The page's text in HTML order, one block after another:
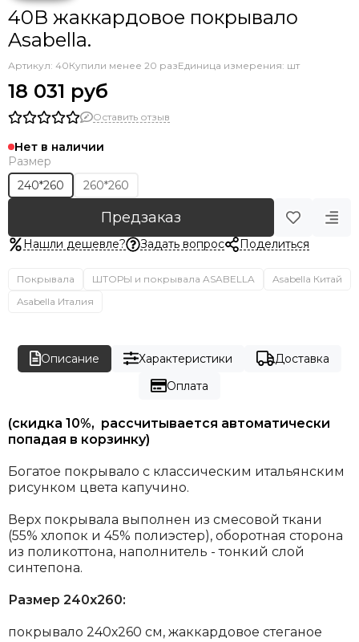
40В жаккардовое покрывало
Asabella.
Артикул: 40Купили менее 20 разЕдиница измерения: шт
18 031 руб
Оставить отзыв
Нет в наличии
Размер
240*260
260*260
Предзаказ
Нашли дешевле? Задать вопрос Поделиться
Покрывала ШТОРЫ и покрывала ASABELLA
Asabella Китай
Asabella Италия
Описание Характеристики
Доставка
Оплата
(скидка 10%, рассчитывается автоматически
попадая в корзинку)
Богатое покрывало с классическим итальянским
рисунком цвета капучино.
Верх покрывала выполнен из смесовой ткани
(55% хлопок и 45% полиэстер), оборотная сторона
из поликоттона, наполнитель - тонкий слой
синтепона.
Размер 240х260:
покрывало 240х260 см, жаккардовое стеганое